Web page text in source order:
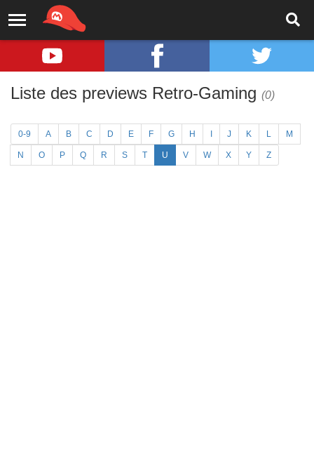
Liste des previews Retro-Gaming (0)
0-9 A B C D E F G H J K L M
N O P Q R S T U V W X Y Z